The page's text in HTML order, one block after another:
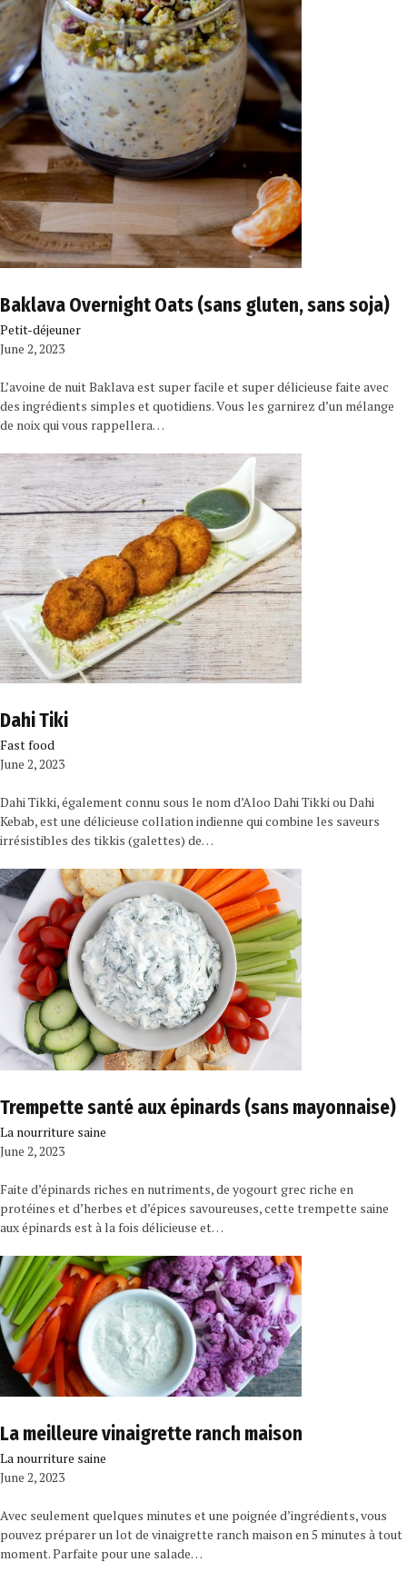
Baklava Overnight Oats (sans gluten, sans soja)
Petit-déjeuner
June 2, 2023
L’avoine de nuit Baklava est super facile et super délicieuse faite avec
des ingrédients simples et quotidiens. Vous les garnirez d’un mélange
de noix qui vous rappellera…
Dahi Tiki
Fast food
June 2, 2023
Dahi Tikki, également connu sous le nom d’Aloo Dahi Tikki ou Dahi
Kebab, est une délicieuse collation indienne qui combine les saveurs
irrésistibles des tikkis (galettes) de…
Trempette santé aux épinards (sans mayonnaise)
La nourriture saine
June 2, 2023
Faite d’épinards riches en nutriments, de yogourt grec riche en
protéines et d’herbes et d’épices savoureuses, cette trempette saine
aux épinards est à la fois délicieuse et…
La meilleure vinaigrette ranch maison
La nourriture saine
June 2, 2023
Avec seulement quelques minutes et une poignée d’ingrédients, vous
pouvez préparer un lot de vinaigrette ranch maison en 5 minutes à tout
moment. Parfaite pour une salade…